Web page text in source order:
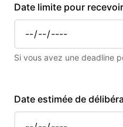
Date limite pour
Si vous avez une deadline
Date estimée de